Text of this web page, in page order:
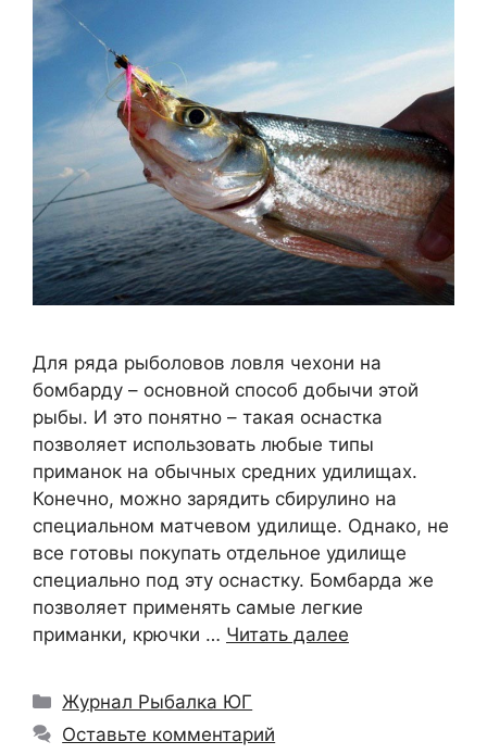
Для ряда рыболовов ловля чехони на
бомбарду – основной способ добычи этой
рыбы. И это понятно – такая оснастка
позволяет использовать любые типы
приманок на обычных средних удилищах.
Конечно, можно зарядить сбирулино на
специальном матчевом удилище. Однако, не
все готовы покупать отдельное удилище
специально под эту оснастку. Бомбарда же
позволяет применять самые легкие
приманки, крючки … Читать далее
Рубрики
Журнал Рыбалка ЮГ
Оставьте комментарий